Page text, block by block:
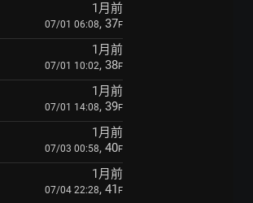
1月前
07/01 06:08, 37F
1月前
07/01 10:02, 38F
1月前
07/01 14:08, 39F
1月前
07/03 00:58, 40F
1月前
07/04 22:28, 41 F